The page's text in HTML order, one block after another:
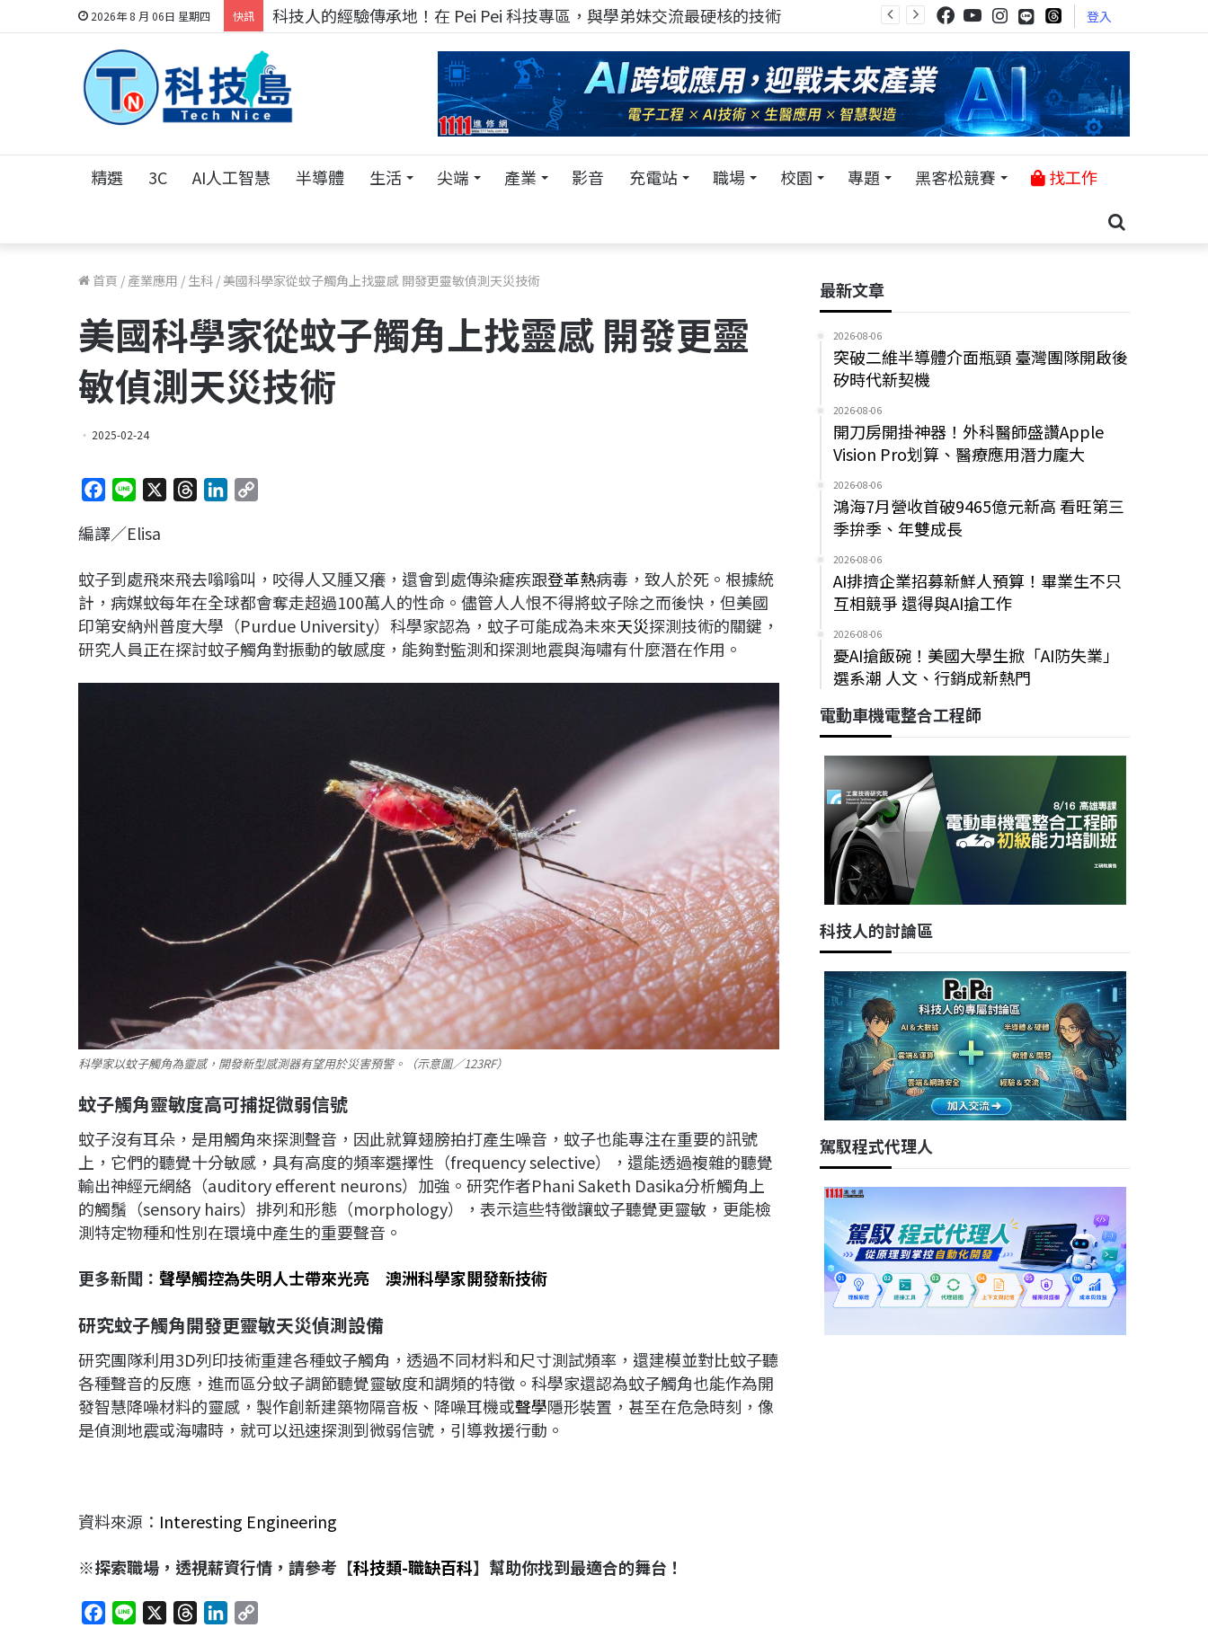
2026年 8 月 06日 星期四 快訊 科技人找工作，就到TECH+ 科技專區! 登入
精選 3C AI人工智慧 半導體 生活 尖端 產業 影音 充電站 職場 校園 專題 黑客松競賽 找工作
首頁 / 產業應用 / 生科 / 美國科學家從蚊子觸角上找靈感 開發更靈敏偵測天災技術
美國科學家從蚊子觸角上找靈感 開發更靈
敏偵測天災技術
2025-02-24
c
b
o
o
k
n
a
d
s
e
d
n
L
i
n
k
編譯／Elisa
蚊子到處飛來飛去嗡嗡叫，咬得人又腫又癢，還會到處傳染瘧疾跟登革熱病毒，致人於死。根據統
計，病媒蚊每年在全球都會奪走超過100萬人的性命。儘管人人恨不得將蚊子除之而後快，但美國
印第安納州普度大學（Purdue University）科學家認為，蚊子可能成為未來天災探測技術的關鍵，
研究人員正在探討蚊子觸角對振動的敏感度，能夠對監測和探測地震與海嘯有什麼潛在作用。
科學家以蚊子觸角為靈感，開發新型感測器有望用於災害預警。（示意圖／123RF）
蚊子觸角靈敏度高可捕捉微弱信號
蚊子沒有耳朵，是用觸角來探測聲音，因此就算翅膀拍打產生噪音，蚊子也能專注在重要的訊號
上，它們的聽覺十分敏感，具有高度的頻率選擇性（frequency selective），還能透過複雜的聽覺
輸出神經元網絡（auditory efferent neurons）加強。研究作者Phani Saketh Dasika分析觸角上
的觸鬚（sensory hairs）排列和形態（morphology），表示這些特徵讓蚊子聽覺更靈敏，更能檢
測特定物種和性別在環境中產生的重要聲音。
更多新聞： 聲學觸控為失明人士帶來光亮 澳洲科學家開發新技術
研究蚊子觸角開發更靈敏天災偵測設備
研究團隊利用3D列印技術重建各種蚊子觸角，透過不同材料和尺寸測試頻率，還建模並對比蚊子聽
各種聲音的反應，進而區分蚊子調節聽覺靈敏度和調頻的特徵。科學家還認為蚊子觸角也能作為開
發智慧降噪材料的靈感，製作創新建築物隔音板、降噪耳機或聲學隱形裝置，甚至在危急時刻，像
是偵測地震或海嘯時，就可以迅速探測到微弱信號，引導救援行動。
資料來源： Interesting Engineering
※探索職場，透視薪資行情，請參考【科技類-職缺百科】幫助你找到最適合的舞台！
最新文章
2026-08-06
突破二維半導體介面瓶頸 臺灣團隊開啟後
矽時代新契機
2026-08-06
開刀房開掛神器！外科醫師盛讚Apple
Vision Pro划算、醫療應用潛力龐大
2026-08-06
鴻海7月營收首破9465億元新高 看旺第三
季拚季、年雙成長
2026-08-06
AI排擠企業招募新鮮人預算！畢業生不只
互相競爭 還得與AI搶工作
2026-08-06
憂AI搶飯碗！美國大學生掀「AI防失業」
選系潮 人文、行銷成新熱門
電動車機電整合工程師
科技人的討論區
駕馭程式代理人